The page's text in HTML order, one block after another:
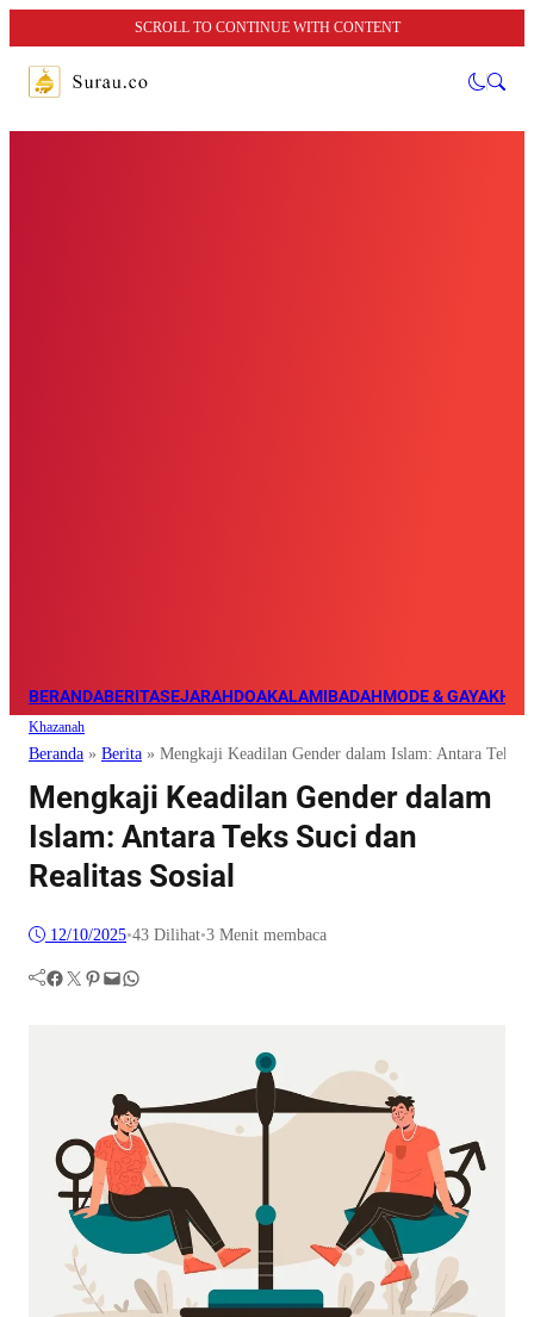
SCROLL TO CONTINUE WITH CONTENT
BERANDABERITASEJARAHDOAKALAMIBADAHMODE & GAYA
Khazanah
Beranda » Berita » Mengkaji Keadilan Gender dalam Islam: Antara Teks
Mengkaji Keadilan Gender dalam
Islam: Antara Teks Suci dan
Realitas Sosial
12/10/2025•43 Dilihat•3 Menit membaca
Facebook Twitter Pinterest Mail WhatsApp